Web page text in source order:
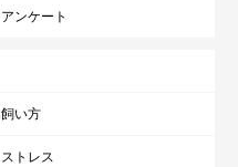
アンケート
飼い方
ストレス